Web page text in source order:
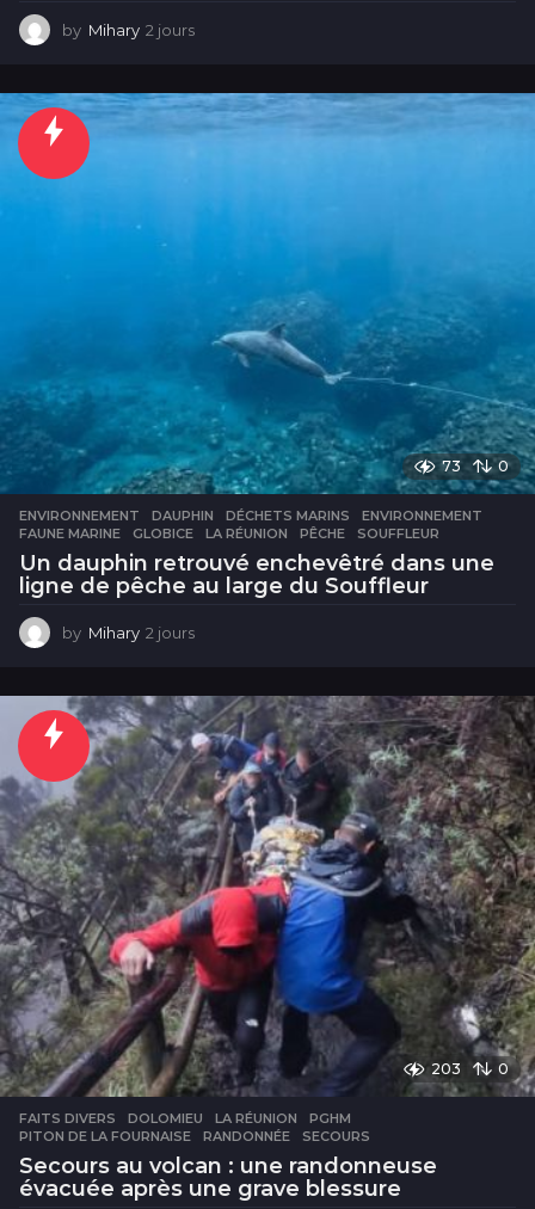
by Mihary 2 jours
u
73 0
ENVIRONNEMENT DAUPHIN ,DÉCHETS MARINS ,ENVIRONNEMENT
FAUNE MARINE
,GLOBICE ,LA RÉUNION ,PÊCHE ,SOUFFLEUR
Un dauphin retrouvé enchevêtré dans une
ligne de pêche au large du Souffleur
by Mihary 2 jours
u
r
s
203 0
FAITS DIVERS DOLOMIEU ,LA RÉUNION ,PGHM
PITON DE LA FOURNAISE
,RANDONNÉE ,SECOURS
Secours au volcan : une randonneuse
évacuée après une grave blessure